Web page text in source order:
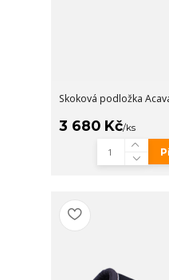
Skoková podložka
3 680 Kč/ks